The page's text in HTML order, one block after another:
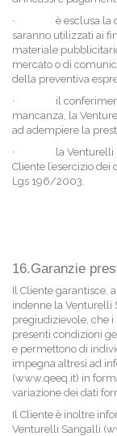
·
è esclusa la
saranno utilizzati ai
materiale
mercato o di
della preventiva
·
il
mancanza, la
ad adempiere la
·
la Venturelli
Cliente l’esercizio dei
Lgs 196/2003.
16.Garanzie
Il Cliente garantisce,
indenne la Venturelli
pregiudizievole, che i
presenti condizioni
e permettono di
impegna altresì ad
(www.qeeq.it) in
variazione dei dati
Il Cliente è inoltre
Venturelli Sangalli